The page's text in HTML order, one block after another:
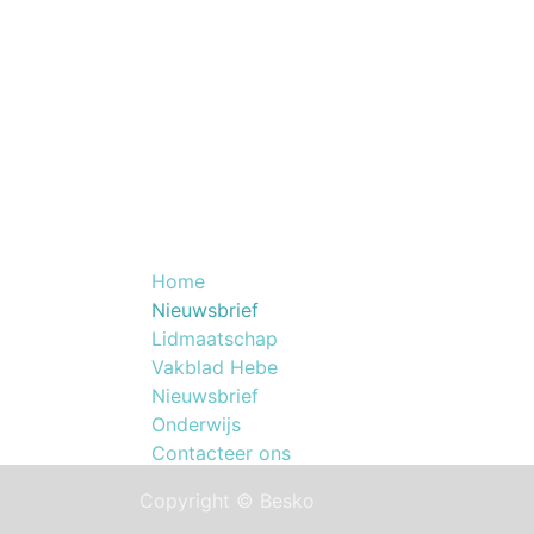
Home
​Nieuwsbrief
Lidmaatschap
Vakblad Hebe
Nieuwsbrief
Onderwijs
Contacteer ons
Copyright © Besko